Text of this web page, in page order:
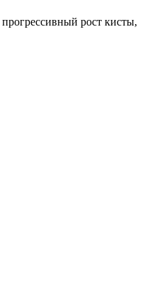
рост кисты,